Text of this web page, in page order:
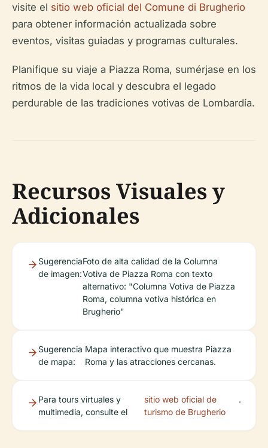
visite el sitio web oficial del Comune di Brugherio
para obtener información actualizada sobre
eventos, visitas guiadas y programas culturales.
Planifique su viaje a Piazza Roma, sumérjase en los
ritmos de la vida local y descubra el legado
perdurable de las tradiciones votivas de Lombardía.
Recursos Visuales y
Adicionales
Sugerencia
de imagen:
Foto de alta calidad de la Columna
Votiva de Piazza Roma con texto
alternativo: "Columna Votiva de Piazza
Roma, columna votiva histórica en
Brugherio"
Sugerencia
de mapa:
Mapa interactivo que muestra Piazza
Roma y las atracciones cercanas.
Para tours virtuales y
multimedia, consulte el
sitio web oficial de
turismo de Brugherio
.